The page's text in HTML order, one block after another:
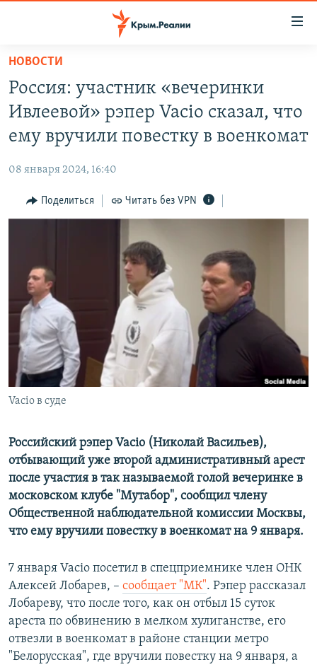
Вернуться
основному
содержанию
главной
навигации
Вернутся
СПЕЦПРОЕКТЫ
11 ЛЕТ ОККУПАЦИИ КРЫМА. 11 ИСТОРИЙ СОПРОТИВЛЕНИЯ
ЕЩЕ
ИНТЕРАКТИВ
ТЕЛЕПРОЕКТ КРЫМ.РЕАЛИИ
СОВЕТЫ ПРАВОЗАЩИТНИКОВ
ПРОПАВШИЕ БЕЗ ВЕСТИ
ПОБЕДИТЕЛЕЙ НЕ СУДЯТ?
КРЫМ.НЕПОКОРЕННЫЙ
ELIFBE
УКРАИНСКАЯ ПРОБЛЕМА КРЫМА
РАДІО СВОБОДА
Українською
Qırımtatar
ПРИСОЕДИНЯЙТЕСЬ!
НОВОСТИ
Россия: участник «вечеринки
Ивлеевой» рэпер Vacio сказал, что
ему вручили повестку в военкомат
08 января 2024, 16:40
Поделиться Читать без VPN
Vacio в суде
Российский рэпер Vacio (Николай Васильев),
отбывающий уже второй административный арест
после участия в так называемой голой вечеринке в
московском клубе "Мутабор", сообщил члену
Общественной наблюдательной комиссии Москвы,
что ему вручили повестку в военкомат на 9 января.
7 января Vacio посетил в спецприемнике член ОНК
Алексей Лобарев, – сообщает "МК". Рэпер рассказал
Лобареву, что после того, как он отбыл 15 суток
ареста по обвинению в мелком хулиганстве, его
отвезли в военкомат в районе станции метро
"Белорусская", где вручили повестку на 9 января, а